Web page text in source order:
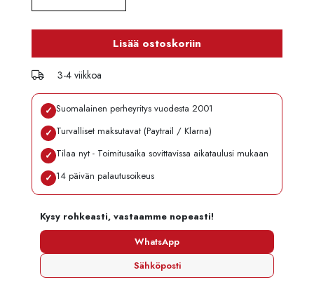
Lisää ostoskoriin
3-4 viikkoa
✓ Suomalainen perheyritys vuodesta 2001
✓ Turvalliset maksutavat (Paytrail / Klarna)
✓ Tilaa nyt - Toimitusaika sovittavissa aikataulusi mukaan
✓ 14 päivän palautusoikeus
Kysy rohkeasti, vastaamme nopeasti!
WhatsApp
Sähköposti